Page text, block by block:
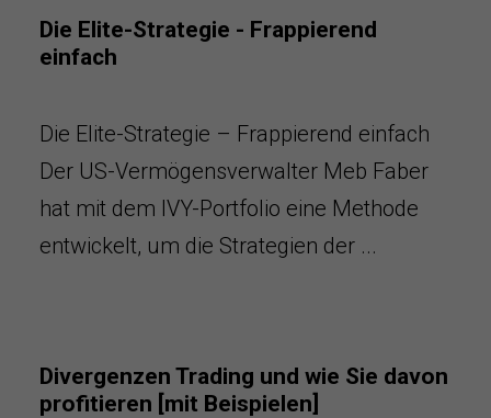
Die Elite-Strategie - Frappierend
einfach
Die Elite-Strategie – Frappierend einfach
Der US-Vermögensverwalter Meb Faber
hat mit dem IVY-Portfolio eine Methode
entwickelt, um die Strategien der ...
Divergenzen Trading und wie Sie davon
profitieren [mit Beispielen]